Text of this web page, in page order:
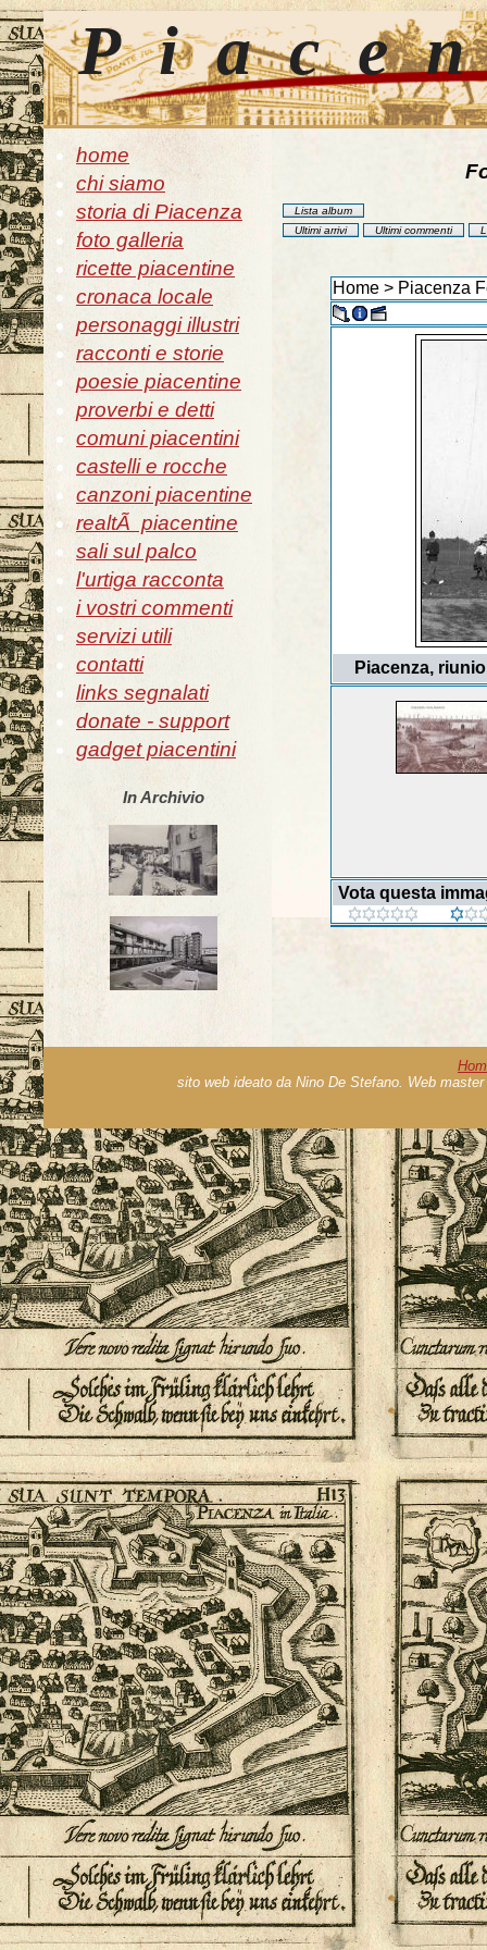
home
chi siamo
storia di Piacenza
foto galleria
ricette piacentine
cronaca locale
personaggi illustri
racconti e storie
poesie piacentine
proverbi e detti
comuni piacentini
castelli e rocche
canzoni piacentine
realtÃ piacentine
sali sul palco
l'urtiga racconta
i vostri commenti
servizi utili
contatti
links segnalati
donate - support
gadget piacentini
In Archivio
Lista album
Ultimi arrivi
Ultimi commenti
Home> Piacenza
Piacenza,
Vota questa
sito web ideato da Nino De Stefano. Web